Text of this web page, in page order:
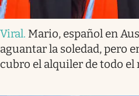
Viral. Mario, español en
aguantar la soledad, pero
cubro el alquiler de todo el